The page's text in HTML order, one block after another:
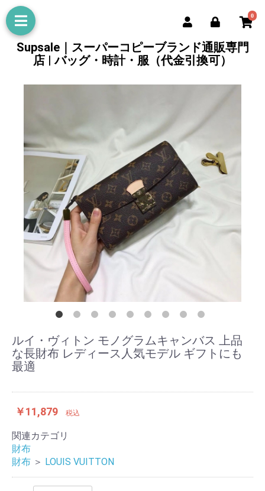
0
Supsale｜スーパーコピーブランド通販専門
店 | バッグ・時計・服（代金引換可）
ルイ・ヴィトン モノグラムキャンバス 上品
な長財布 レディース人気モデル ギフトにも
最適
￥11,879 税込
関連カテゴリ
財布
財布 ＞ LOUIS VUITTON